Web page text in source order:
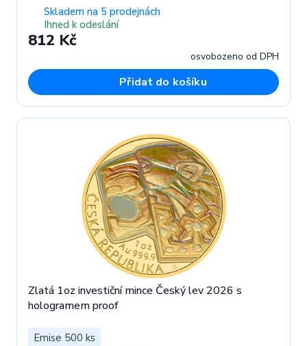
Skladem na 5 prodejnách
Ihned k odeslání
812 Kč
osvobozeno od DPH
Přidat do košíku
Zlatá 1oz investiční mince Český lev 2026 s
hologramem proof
Emise 500 ks